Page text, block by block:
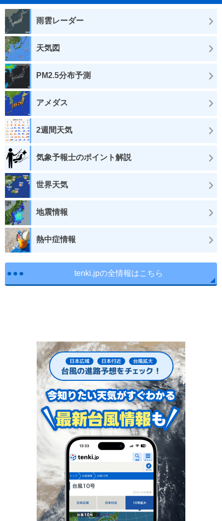
雨雲レーダー
天気図
PM2.5分布予測
アメダス
2週間天気
気象予報士のポイント解説
世界天気
地震情報
熱中症情報
tenki.jpの全情報はこちら